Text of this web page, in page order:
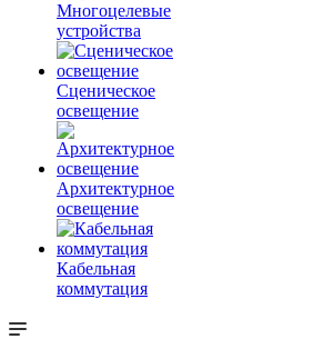
Многоцелевые
устройства
Сценическое
освещение
Архитектурное
освещение
Кабельная
коммутация